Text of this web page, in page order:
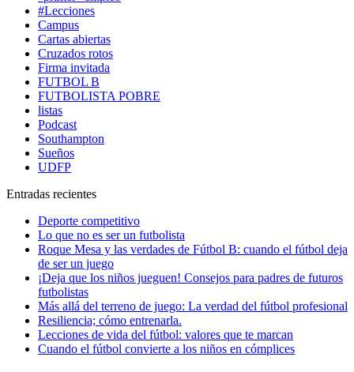
#Lecciones
Campus
Cartas abiertas
Cruzados rotos
Firma invitada
FUTBOL B
FUTBOLISTA POBRE
listas
Podcast
Southampton
Sueños
UDFP
Entradas recientes
Deporte competitivo
Lo que no es ser un futbolista
Roque Mesa y las verdades de Fútbol B: cuando el fútbol deja
de ser un juego
¡Deja que los niños jueguen! Consejos para padres de futuros
futbolistas
Más allá del terreno de juego: La verdad del fútbol profesional
Resiliencia; cómo entrenarla.
Lecciones de vida del fútbol: valores que te marcan
Cuando el fútbol convierte a los niños en cómplices